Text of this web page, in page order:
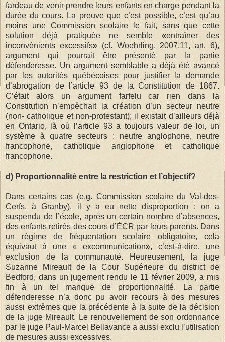
fardeau de venir prendre leurs enfants en charge pendant la
durée du cours. La preuve que c’est possible, c’est qu’au
moins une Commission scolaire le fait, sans que cette
solution déjà pratiquée ne semble «entraîner des
inconvénients excessifs» (cf. Woehrling, 2007,11, art. 6),
argument qui pourrait être présenté par la partie
défenderesse. Un argument semblable a déjà été avancé
par les autorités québécoises pour justifier la demande
d’abrogation de l’article 93 de la Constitution de 1867.
C’était alors un argument farfelu car rien dans la
Constitution n’empêchait la création d’un secteur neutre
(non- catholique et non-protestant); il existait d’ailleurs déjà
en Ontario, là où l’article 93 a toujours valeur de loi, un
système à quatre secteurs : neutre anglophone, neutre
francophone, catholique anglophone et catholique
francophone.
d) Proportionnalité entre la restriction et l’objectif?
Dans certains cas (e.g. Commission scolaire du Val-des-
Cerfs, à Granby), il y a eu nette disproportion : on a
suspendu de l’école, après un certain nombre d’absences,
des enfants retirés des cours d’ÉCR par leurs parents. Dans
un régime de fréquentation scolaire obligatoire, cela
équivaut à une « excommunication», c’est-à-dire, une
exclusion de la communauté. Heureusement, la juge
Suzanne Mireault de la Cour Supérieure du district de
Bedford, dans un jugement rendu le 11 février 2009, a mis
fin à un tel manque de proportionnalité. La partie
défenderesse n’a donc pu avoir recours à des mesures
aussi extrêmes que la précédente à la suite de la décision
de la juge Mireault. Le renouvellement de son ordonnance
par le juge Paul-Marcel Bellavance a aussi exclu l’utilisation
de mesures aussi excessives.